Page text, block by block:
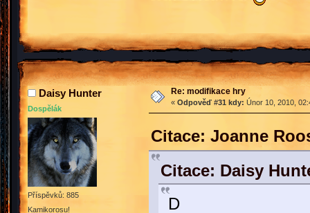
Daisy Hunter
Dospělák
Příspěvků: 885
Kamikorosu!
Re: modifikace hry
« Odpověď #31 kdy: Únor 10, 2010,
Citace: Joanne
Citace: Daisy
D